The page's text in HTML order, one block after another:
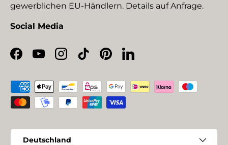
gewerblichen EU-Händlern. Details auf Anfrage.
Social Media
Facebook
YouTubeInstagram
TikTokPinterestLinkedIn
Zahlungsmethoden
Deutschland